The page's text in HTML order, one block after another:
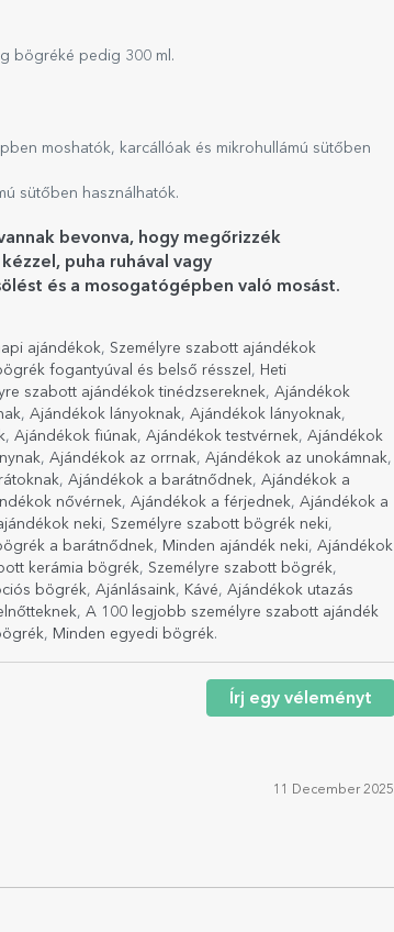
bögréké pedig 300 ml.
moshatók, karcállóak és mikrohullámú sütőben
sütőben használhatók.
bevonva, hogy megőrizzék
puha ruhával vagy
és a mosogatógépben való mosást.
ajándékok, Személyre szabott ajándékok
fogantyúval és belső résszel , Heti
szabott ajándékok tinédzsereknek, Ajándékok
, Ajándékok lányoknak, Ajándékok lányoknak,
, Ajándékok fiúnak, Ajándékok testvérnek, Ajándékok
, Ajándékok az orrnak, Ajándékok az unokámnak,
, Ajándékok a barátnődnek, Ajándékok a
nővérnek, Ajándékok a férjednek, Ajándékok a
neki, Személyre szabott bögrék neki,
a barátnődnek, Minden ajándék neki, Ajándékok
kerámia bögrék, Személyre szabott bögrék,
bögrék, Ajánlásaink, Kávé, Ajándékok utazás
, A 100 legjobb személyre szabott ajándék
, Minden egyedi bögrék.
Írj egy véleményt
11 December 2025